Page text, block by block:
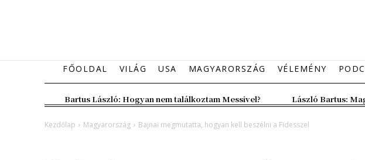
FŐOLDAL VILÁG USA MAGYARORSZÁG VÉLEMÉNY
Bartus László: Hogyan nem találkoztam Messivel? László Bartus:
Kezdőlap Magyarország Bajnai megmutatta, hogyan kell beszélni a Fidesszel